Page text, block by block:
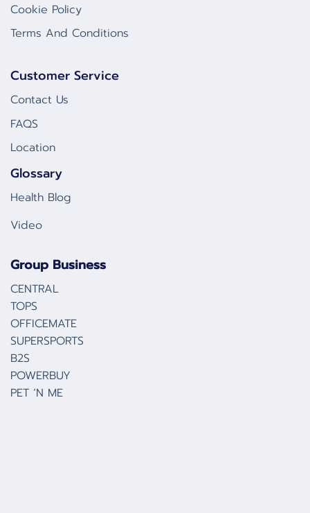
Cookie Policy
Terms And Conditions
Customer Service
Contact Us
FAQS
Location
Glossary
Health Blog
Video
Group Business
CENTRAL
TOPS
OFFICEMATE
SUPERSPORTS
B2S
POWERBUY
PET ‘N ME